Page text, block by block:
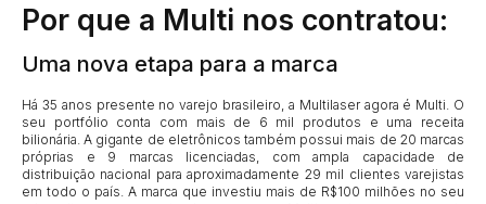
Por que a Multi nos contratou:
Uma nova etapa para a marca
Há 35 anos presente no varejo brasileiro, a Multilaser agora é Multi. O
seu portfólio conta com mais de 6 mil produtos e uma receita
bilionária. A gigante de eletrônicos também possui mais de 20 marcas
próprias e 9 marcas licenciadas, com ampla capacidade de
distribuição nacional para aproximadamente 29 mil clientes varejistas
em todo o país. A marca que investiu mais de R$100 milhões no seu